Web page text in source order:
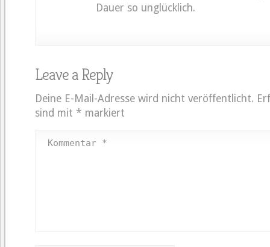
Dauer so unglücklich.
Leave a Reply
Deine E-Mail-Adresse wird nicht veröffentlicht.
sind mit * markiert